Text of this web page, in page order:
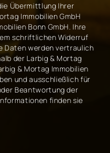
Übermittlung Ihrer
Immobilien GmbH
Bonn GmbH. Ihre
schriftlichen Widerruf
Daten werden vertraulich
der Larbig & Mortag
& Mortag Immobilien
und ausschließlich für
Beantwortung der
finden sie